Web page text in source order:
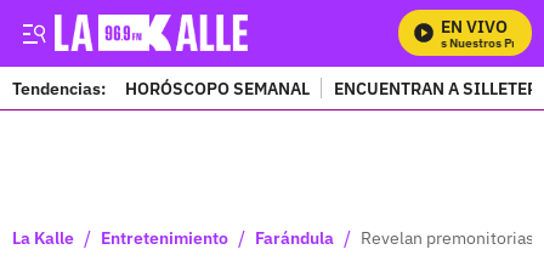
EN VIVO
Mira Todos Nuestros
Tendencias: HORÓSCOPO SEMANAL ENCUENTRAN A
La Kalle / Entretenimiento / Farándula / Revelan premonitorias